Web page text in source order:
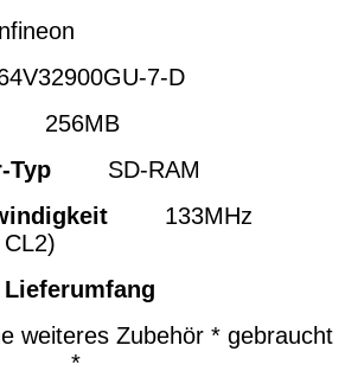
7-D
256MB
Typ
SD-RAM
133MHz
Lieferumfang
weiteres Zubehör * gebraucht
*